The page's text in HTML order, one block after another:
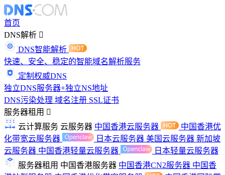
首页
DNS解析
DNS智能解析
快速、安全、稳定的智能域名解析服务
定制权威DNS
独立DNS服务器+独立NS地址
DNS污染处理 域名注册 SSL证书
服务器租用
云计算服务 云服务器 中国香港云服务器
中国香港优
化带宽云服务器
日本云服务器 美国云服务器 新加坡
云服务器 中国香港轻量云服务器
日本轻量云服务器
服务器租用 中国香港服务器 中国香港CN2服务器 中国香